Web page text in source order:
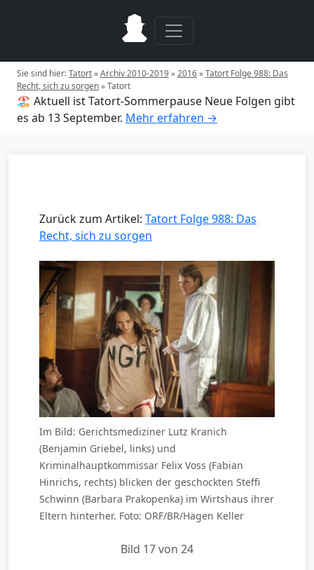
Sie sind hier:Tatort»Archiv 2010-2019»2016»Tatort Folge 988: Das
Recht, sich zu sorgen»Tatort
🏖️ Aktuell ist Tatort-Sommerpause Neue Folgen gibt
es ab 13 September. Mehr erfahren →
Zurück zum Artikel: Tatort Folge 988: Das
Recht, sich zu sorgen
Im Bild: Gerichtsmediziner Lutz Kranich
(Benjamin Griebel, links) und
Kriminalhauptkommissar Felix Voss (Fabian
Hinrichs, rechts) blicken der geschockten Steffi
Schwinn (Barbara Prakopenka) im Wirtshaus ihrer
Eltern hinterher. Foto: ORF/BR/Hagen Keller
Bild 17 von 24